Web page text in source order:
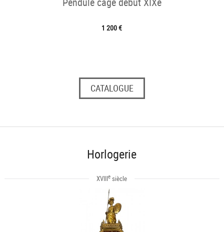
1 200 €
CATALOGUE
Horlogerie
XVIIIe siècle